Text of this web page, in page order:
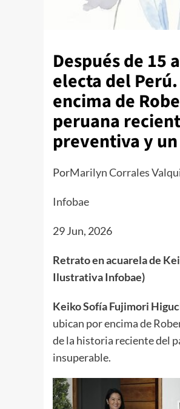
Después de
electa del
encima de
peruana
preventiva y
PorMarilyn Corrales
Infobae
29 Jun, 2026
Retrato en acuarela de
Ilustrativa Infobae)
Keiko Sofía Fujimori
ubican por encima de
de la historia reciente del
insuperable.